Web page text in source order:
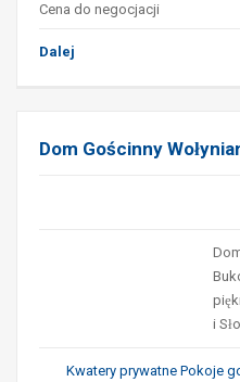
Cena do negocjacji
Dalej
Dom Gościnny
i
Kwatery prywatne Pokoje